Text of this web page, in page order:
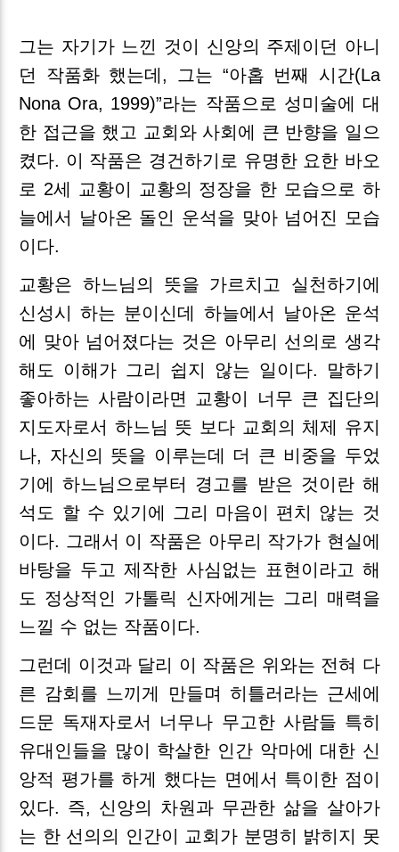
그는 자기가 느낀 것이 신앙의 주제이던 아니
던 작품화 했는데, 그는 “아홉 번째 시간(La
Nona Ora, 1999)”라는 작품으로 성미술에 대
한 접근을 했고 교회와 사회에 큰 반향을 일으
켰다. 이 작품은 경건하기로 유명한 요한 바오
로 2세 교황이 교황의 정장을 한 모습으로 하
늘에서 날아온 돌인 운석을 맞아 넘어진 모습
이다.
교황은 하느님의 뜻을 가르치고 실천하기에
신성시 하는 분이신데 하늘에서 날아온 운석
에 맞아 넘어졌다는 것은 아무리 선의로 생각
해도 이해가 그리 쉽지 않는 일이다. 말하기
좋아하는 사람이라면 교황이 너무 큰 집단의
지도자로서 하느님 뜻 보다 교회의 체제 유지
나, 자신의 뜻을 이루는데 더 큰 비중을 두었
기에 하느님으로부터 경고를 받은 것이란 해
석도 할 수 있기에 그리 마음이 편치 않는 것
이다. 그래서 이 작품은 아무리 작가가 현실에
바탕을 두고 제작한 사심없는 표현이라고 해
도 정상적인 가톨릭 신자에게는 그리 매력을
느낄 수 없는 작품이다.
그런데 이것과 달리 이 작품은 위와는 전혀 다
른 감회를 느끼게 만들며 히틀러라는 근세에
드문 독재자로서 너무나 무고한 사람들 특히
유대인들을 많이 학살한 인간 악마에 대한 신
앙적 평가를 하게 했다는 면에서 특이한 점이
있다. 즉, 신앙의 차원과 무관한 삶을 살아가
는 한 선의의 인간이 교회가 분명히 밝히지 못